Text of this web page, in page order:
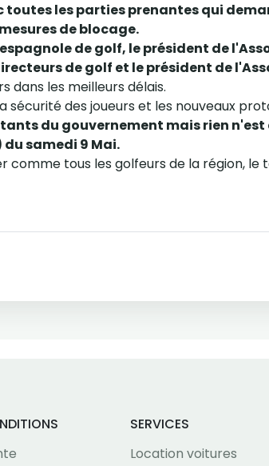
toutes les parties prenantes qui
de blocage.
de golf, le président de
de golf et le président de
dans les meilleurs délais.
des joueurs et les nouveaux
du gouvernement mais rien
samedi 9 Mai.
comme tous les golfeurs de la région,
SERVICES
Location voitures